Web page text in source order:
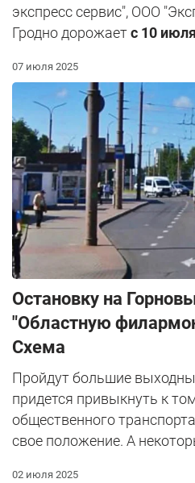
экспресс сервис", ООО
Гродно дорожаетс 10 июля
07 июля 2025
Остановку на
"Областную
Схема
Пройдут большие
придется привыкнуть к
общественного
свое положение. А
02 июля 2025